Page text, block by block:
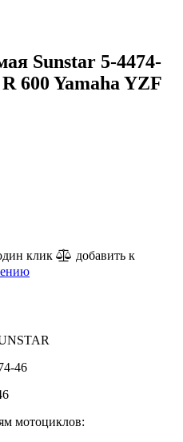
Sunstar 5-4474-
600 Yamaha YZF
клик
добавить к
46
мотоциклов: